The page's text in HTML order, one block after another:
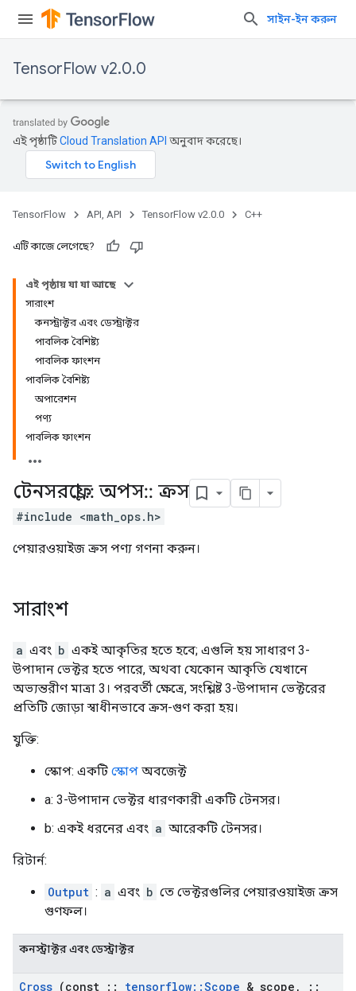
সাইন-ইন করুন
TensorFlow v2.0.0
এই পৃষ্ঠাটিCloud Translation API অনুবাদ করেছে।
TensorFlow API, API TensorFlow v2.0.0 C++
এটি কাজে লেগেছে?
এই পৃষ্ঠায় যা যা আছে
সারাংশ
কনস্ট্রাক্টর এবং ডেস্ট্রাক্টর
পাবলিক বৈশিষ্ট্য
পাবলিক ফাংশন
পাবলিক বৈশিষ্ট্য
অপারেশন
পণ্য
পাবলিক ফাংশন
টেনসরফ্লো:: অপস:: ক্রস
#include <math_ops.h>
পেয়ারওয়াইজ ক্রস পণ্য গণনা করুন।
সারাংশ
a এবং b একই আকৃতির হতে হবে; এগুলি হয় সাধারণ 3-
উপাদান ভেক্টর হতে পারে, অথবা যেকোন আকৃতি যেখানে
অভ্যন্তরীণ মাত্রা 3। পরবর্তী ক্ষেত্রে, সংশ্লিষ্ট 3-উপাদান ভেক্টরের
প্রতিটি জোড়া স্বাধীনভাবে ক্রস-গুণ করা হয়।
যুক্তি:
স্কোপ: একটি স্কোপ অবজেক্ট
a: 3-উপাদান ভেক্টর ধারণকারী একটি টেনসর।
b: একই ধরনের এবং a আরেকটি টেনসর।
রিটার্ন:
Output : a এবং b তে ভেক্টরগুলির পেয়ারওয়াইজ ক্রস
গুণফল।
কনস্ট্রাক্টর এবং ডেস্ট্রাক্টর
Cross (const :: tensorflow::Scope & scope ,
::